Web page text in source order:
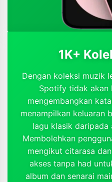
1K+
Dengan koleksi muzik
Spotify tidak akan
mengembangkan
menampilkan keluaran
lagu klasik daripada
Membolehkan
mengikut citarasa
akses tanpa had
album dan senarai